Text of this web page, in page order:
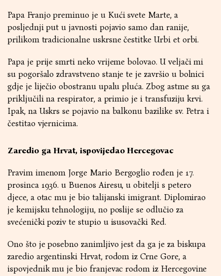
Papa Franjo preminuo je u Kući svete Marte, a
posljednji put u javnosti pojavio samo dan ranije,
prilikom tradicionalne uskrsne čestitke Urbi et orbi.
Papa je prije smrti neko vrijeme bolovao. U veljači mi
su pogoršalo zdravstveno stanje te je završio u bolnici
gdje je liječio obostranu upalu pluća. Zbog astme su ga
priključili na respirator, a primio je i transfuziju krvi.
Ipak, na Uskrs se pojavio na balkonu bazilike sv. Petra i
čestitao vjernicima.
Zaredio ga Hrvat, ispovijedao Hercegovac
Pravim imenom Jorge Mario Bergoglio rođen je 17.
prosinca 1936. u Buenos Airesu, u obitelji s petero
djece, a otac mu je bio talijanski imigrant. Diplomirao
je kemijsku tehnologiju, no poslije se odlučio za
svećenički poziv te stupio u isusovački Red.
Ono što je posebno zanimljivo jest da ga je za biskupa
zaredio argentinski Hrvat, rodom iz Crne Gore, a
ispovjednik mu je bio franjevac rodom iz Hercegovine